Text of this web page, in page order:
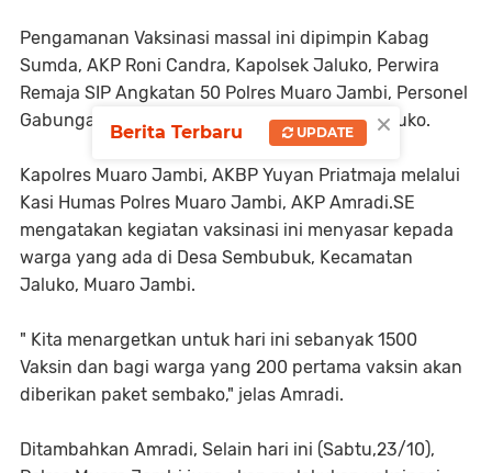
Pengamanan Vaksinasi massal ini dipimpin Kabag
Sumda, AKP Roni Candra, Kapolsek Jaluko, Perwira
Remaja SIP Angkatan 50 Polres Muaro Jambi, Personel
Gabungan Polres Muaro Jambi dan Polsek Jaluko.
Kapolres Muaro Jambi, AKBP Yuyan Priatmaja melalui
Kasi Humas Polres Muaro Jambi, AKP Amradi.SE
mengatakan kegiatan vaksinasi ini menyasar kepada
warga yang ada di Desa Sembubuk, Kecamatan
Jaluko, Muaro Jambi.
" Kita menargetkan untuk hari ini sebanyak 1500
Vaksin dan bagi warga yang 200 pertama vaksin akan
diberikan paket sembako," jelas Amradi.
Ditambahkan Amradi, Selain hari ini (Sabtu,23/10),
×
Berita Terbaru UPDATE